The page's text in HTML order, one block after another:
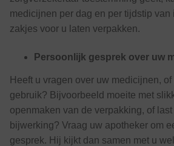
medicijnen per dag en per tijdstip van
zakjes voor u laten verpakken.
Persoonlijk gesprek over uw
Heeft u vragen over uw medicijnen,
gebruik? Bijvoorbeeld moeite met
openmaken van de verpakking, of
bijwerking? Vraag uw apotheker om
gesprek. Hij kijkt dan samen met u